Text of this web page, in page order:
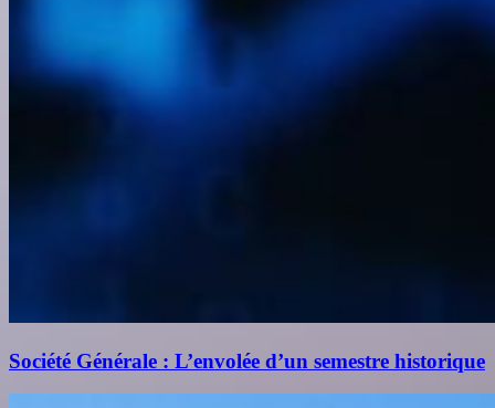
Société Générale : L’envolée d’un semestre historique